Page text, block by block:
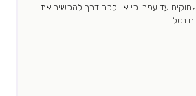
עד עפר. כי אין לכם דרך להכשיר את
נטל.